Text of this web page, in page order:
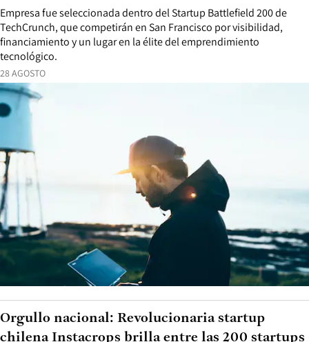
28 AGOSTO
Empresa fue seleccionada dentro del Startup Battlefield 200 de
TechCrunch, que competirán en San Francisco por visibilidad,
financiamiento y un lugar en la élite del emprendimiento
tecnológico.
Orgullo nacional: Revolucionaria startup
chilena Instacrops brilla entre las 200 startups